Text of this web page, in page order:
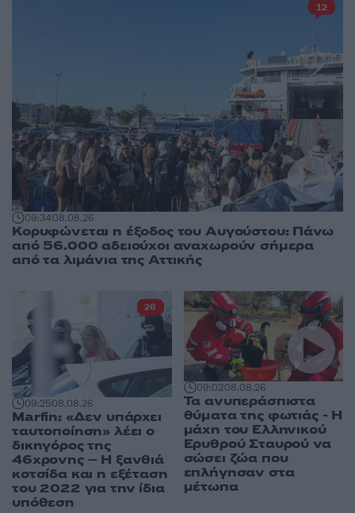
09:3408.08.26
Κορυφώνεται η έξοδος του Αυγούστου: Πάνω
από 56.000 αδειούχοι αναχωρούν σήμερα
από τα λιμάνια της Αττικής
12
09:2508.08.26
Marfin: «Δεν υπάρχει
ταυτοποίηση» λέει ο
δικηγόρος της
46χρονης – Η ξανθιά
κοτσίδα και η εξέταση
του 2022 για την ίδια
υπόθεση
26
09:0208.08.26
Τα ανυπεράσπιστα
θύματα της φωτιάς - Η
μάχη του Ελληνικού
Ερυθρού Σταυρού να
σώσει ζώα που
επλήγησαν στα
μέτωπα